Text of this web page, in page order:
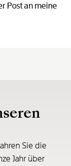
Post an meine
Sie die
Jahr über